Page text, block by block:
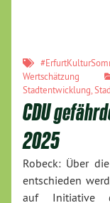
Wertschätzung
Stadtentwicklung,
CDU
2025
Robeck: Über
entschieden
auf Initiative